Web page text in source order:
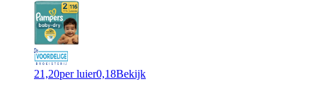
21,20per luier0,18Bekijk